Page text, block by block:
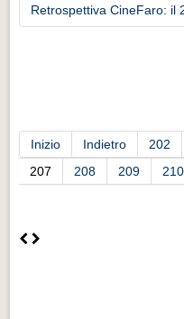
Retrospettiva CineFaro: il
Inizio
Indietro 202
207
208 209 210